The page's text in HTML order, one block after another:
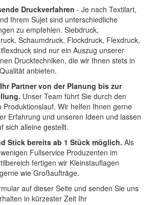
Druckverfahren - Je nach Textilart,
Ihrem Sujet sind unterschiedliche
zu empfehlen. Siebdruck,
Schaumdruck, Flockdruck, Flexdruck,
sind nur ein Auszug unserer
Drucktechniken, die wir Ihnen stets in
anbieten.
Partner von der Planung bis zur
Unser Team führt Sie durch den
Produktionslauf. Wir helfen Ihnen gerne
Erfahrung und unseren Ideen und lassen
sich alleine gestellt.
Stick bereits ab 1 Stück möglich. Als
Fullservice Produzenten im
fertigen wir Kleinstauflagen
wie Großaufträge.
auf dieser Seite und senden Sie uns
in kürzester Zeit Ihr